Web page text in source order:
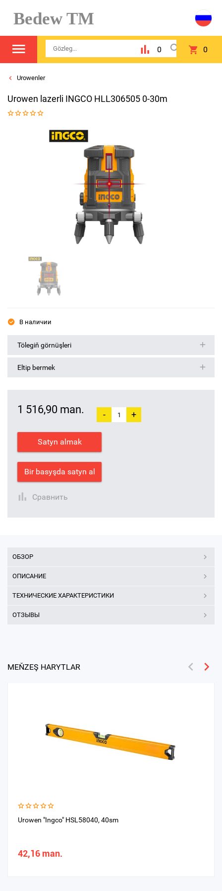
Bedew TM
0 0
Urowenler
Urowen lazerli INGCO HLL306505 0-30m
В наличии
Tölegiň görnüşleri
Eltip bermek
1 516,90 man. - +
Satyn almak
Bir basyşda satyn al
Сравнить
ОБЗОР
ОПИСАНИЕ
ТЕХНИЧЕСКИЕ ХАРАКТЕРИСТИКИ
ОТЗЫВЫ
MEŇZEŞ HARYTLAR
Urowen "Ingco" HSL58040, 40sm
42,16 man.